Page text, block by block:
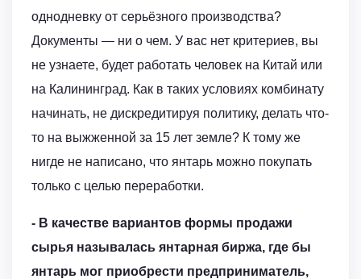
однодневку от серьёзного производства?
Документы — ни о чем. У вас нет критериев, вы
не узнаете, будет работать человек на Китай или
на Калининград. Как в таких условиях комбинату
начинать, не дискредитируя политику, делать что-
то на выжженной за 15 лет земле? К тому же
нигде не написано, что янтарь можно покупать
только с целью переработки.
- В качестве вариантов формы продажи
сырья называлась янтарная биржа, где бы
янтарь мог приобрести предприниматель,